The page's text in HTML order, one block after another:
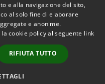
Copyright © 2026 • Comune di
Anacapri • Powered by
Municipium•
Accesso
redazione
e alla navigazione del sito,
al solo fine di elaborare
e anonime.
cookie policy al seguente link
RIFIUTA TUTTO